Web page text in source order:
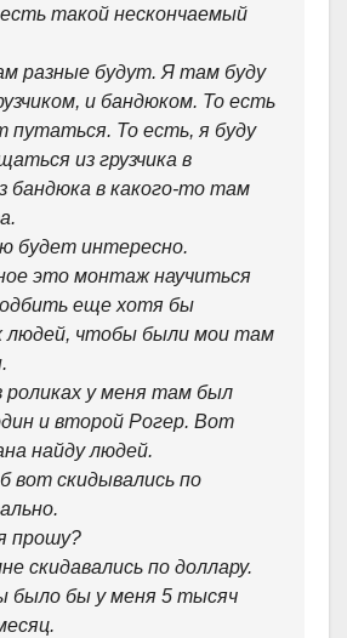
такой нескончаемый
разные будут. Я там буду
и бандюком. То есть
путаться. То есть, я буду
из грузчика в
бандюка в какого-то там
будет интересно.
это монтаж научиться
еще хотя бы
людей, чтобы были мои там
роликах у меня там был
и второй Рогер. Вот
найду людей.
вот скидывались по
прошу?
скидавались по доллару.
бы у меня 5 тысяч